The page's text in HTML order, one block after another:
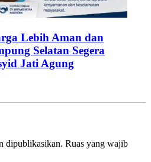
Lebih Aman dan
Selatan Segera
Jati Agung
dipublikasikan. Ruas yang wajib